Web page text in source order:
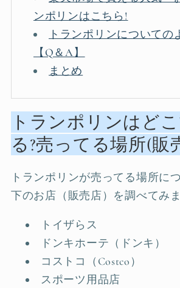
ンポリンはこちら!
トランポリンについての
【Q＆A】
まとめ
トランポリンはど
る?売ってる場所(販
トランポリンが売ってる場所に
下のお店（販売店）を調べてみ
トイザらス
ドンキホーテ（ドンキ）
コストコ（Costco）
スポーツ用品店